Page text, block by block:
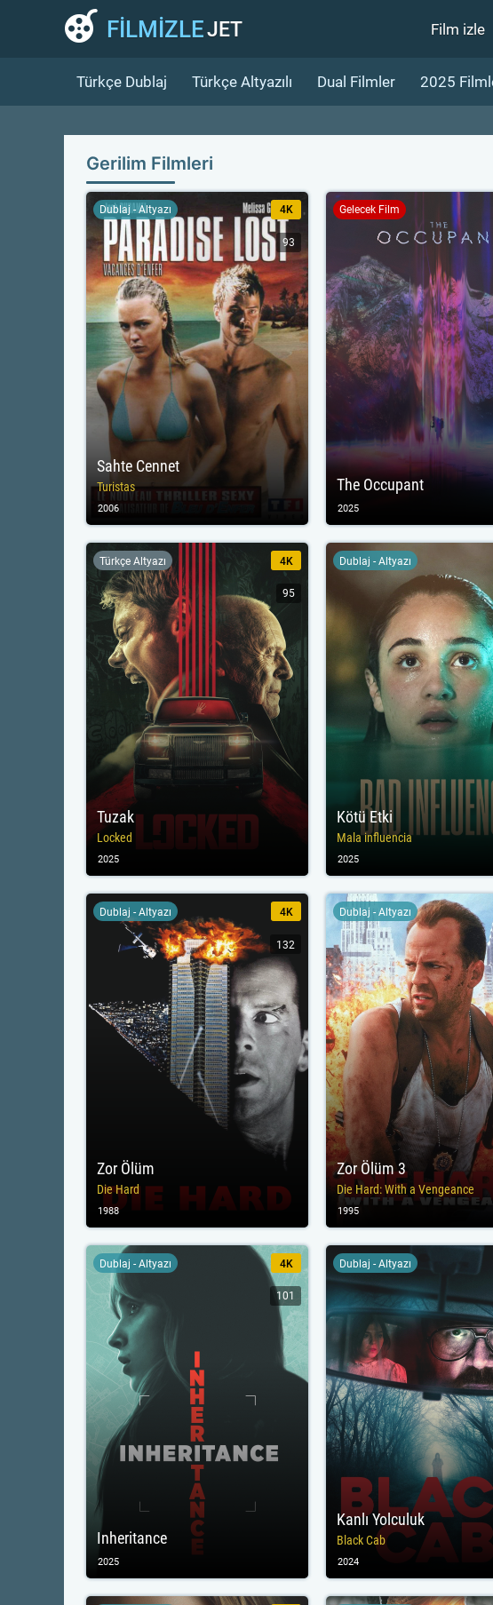
FİLMİZLEJET Film izle
Türkçe Dublaj Türkçe Altyazılı Dual Filmler 2025
Gerilim Filmleri
Sahte Cennet
Turistas
Dublaj - Altyazı 4K
93
2006
The Occupant
Gelecek Film
2025
Tuzak
Locked
Türkçe Altyazı 4K
95
2025
Kötü Etki
Mala influencia
Dublaj - Altyazı
2025
Zor Ölüm
Die Hard
Dublaj - Altyazı 4K
132
1988
Zor Ölüm 3
Die Hard: With a Vengeance
Dublaj - Altyazı
1995
Inheritance
Dublaj - Altyazı 4K
101
2025
Kanlı Yolculuk
Black Cab
Dublaj - Altyazı
2024